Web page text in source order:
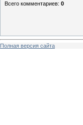
Всего комментариев: 0
Полная версия сайта